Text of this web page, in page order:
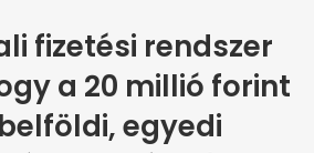
fizetési rendszer
a 20 millió forint
egyedi